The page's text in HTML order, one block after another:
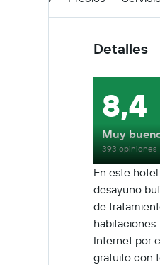
Detalles
En este
desayuno
de
Internet por
gratuito con
8,4
Muy
393 opiniones